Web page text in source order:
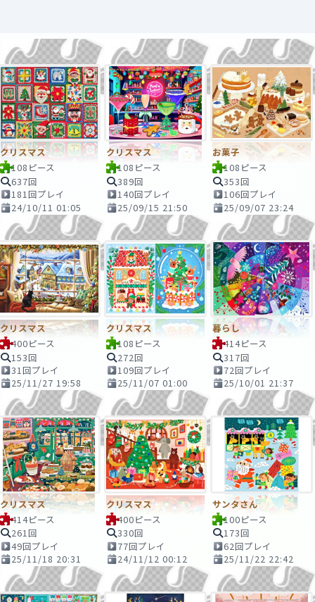
クリスマス
108ピース
637回
181回プレイ
24/10/11 01:05
クリスマス
108ピース
389回
140回プレイ
25/09/15 21:50
お菓子
108ピース
353回
106回プレイ
25/09/07 23:24
クリスマス
400ピース
153回
31回プレイ
25/11/27 19:58
クリスマス
108ピース
272回
109回プレイ
25/11/07 01:00
暮らし
414ピース
317回
72回プレイ
25/10/01 21:37
クリスマス
414ピース
261回
49回プレイ
25/11/18 20:31
クリスマス
400ピース
330回
77回プレイ
24/11/12 00:12
サンタさん
100ピース
173回
62回プレイ
25/11/22 22:42